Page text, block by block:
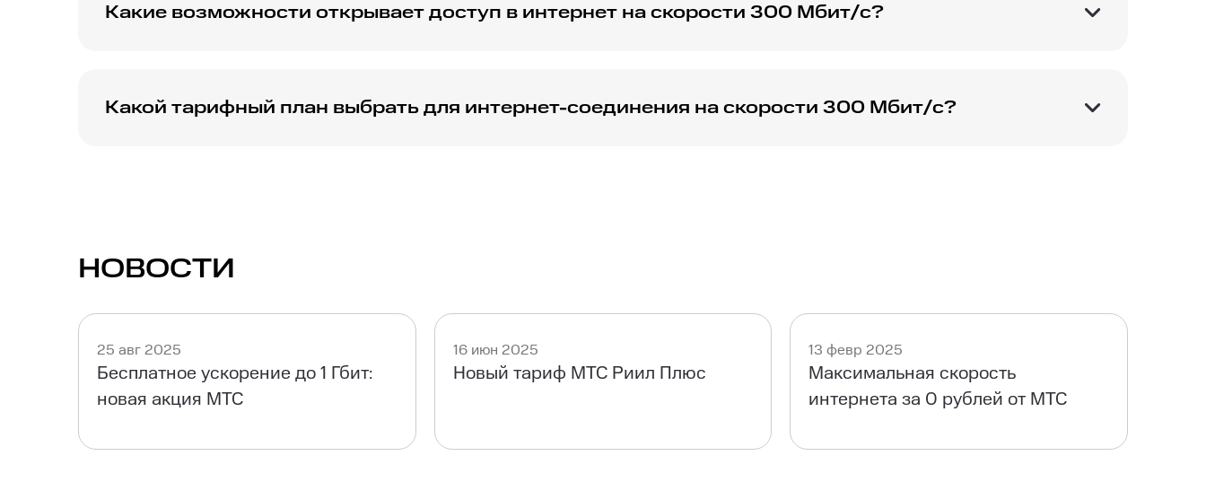
Какие возможности открывает доступ в интернет на скорости 300 Мбит/с?
Какой тарифный план выбрать для интернет-соединения на скорости 300 Мбит/с?
НОВОСТИ
25 авг 2025
Бесплатное ускорение до 1 Гбит:
новая акция МТС
16 июн 2025
Новый тариф МТС Риил Плюс
13 февр 2025
Максимальная скорость
интернета за 0 рублей от МТС